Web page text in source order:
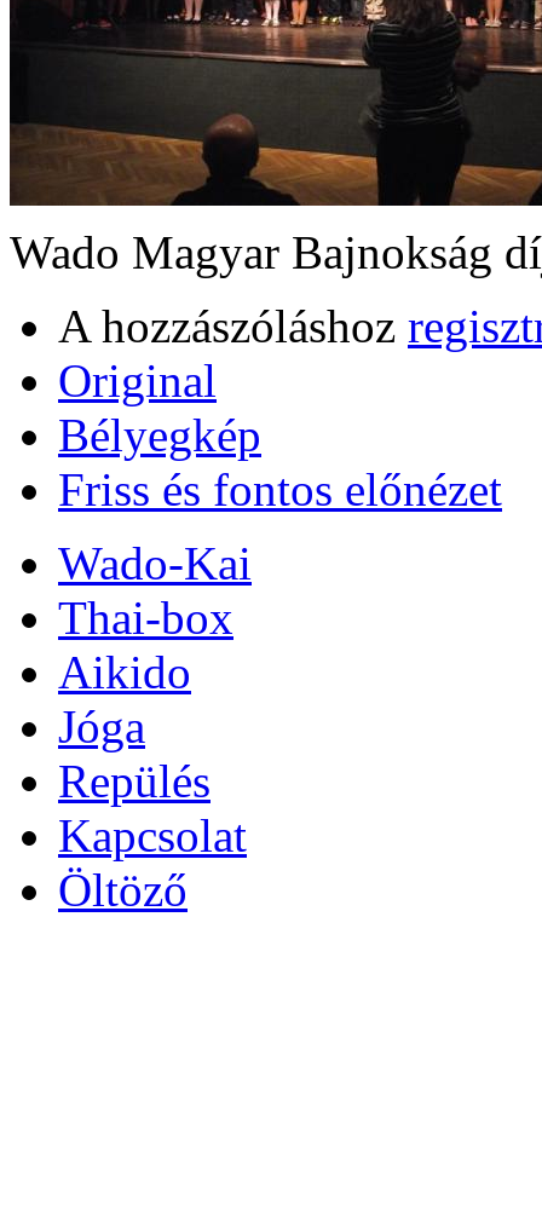
Wado Magyar Bajnokság
A hozzászóláshoz
Original
Bélyegkép
Friss és fontos előnézet
Wado-Kai
Thai-box
Aikido
Jóga
Repülés
Kapcsolat
Öltöző